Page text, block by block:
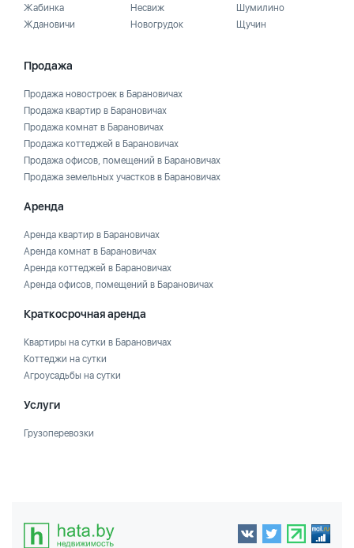
Жабинка
Ждановичи
Несвиж
Новогрудок
Шумилино
Щучин
Продажа
Продажа новостроек в Барановичах
Продажа квартир в Барановичах
Продажа комнат в Барановичах
Продажа коттеджей в Барановичах
Продажа офисов, помещений в Барановичах
Продажа земельных участков в Барановичах
Аренда
Аренда квартир в Барановичах
Аренда комнат в Барановичах
Аренда коттеджей в Барановичах
Аренда офисов, помещений в Барановичах
Краткосрочная аренда
Квартиры на сутки в Барановичах
Коттеджи на сутки
Агроусадьбы на сутки
Услуги
Грузоперевозки